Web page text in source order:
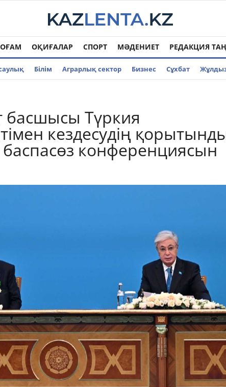
ОҚИҒАЛАР СПОРТ МӘДЕНИЕТ РЕДАКЦИЯ
Білім Аграрлық сектор Бизнес Cұхбат
басшысы Түркия
кездесудің
конференциясын